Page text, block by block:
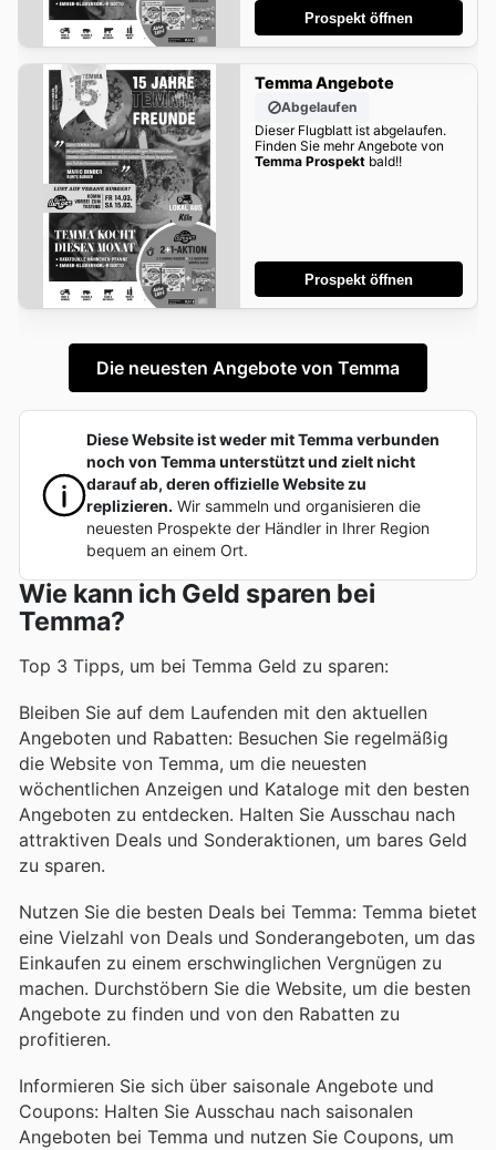
Prospekt öffnen
Temma Angebote
Abgelaufen
Dieser Flugblatt ist abgelaufen.
Finden Sie mehr Angebote von
Temma Prospektbald!!
Prospekt öffnen
Die neuesten Angebote von Temma
Diese Website ist weder mit Temma verbunden
noch von Temma unterstützt und zielt nicht
darauf ab, deren offizielle Website zu
replizieren. Wir sammeln und organisieren die
neuesten Prospekte der Händler in Ihrer Region
bequem an einem Ort.
Wie kann ich Geld sparen bei
Temma?
Top 3 Tipps, um bei Temma Geld zu sparen:
Bleiben Sie auf dem Laufenden mit den aktuellen
Angeboten und Rabatten: Besuchen Sie regelmäßig
die Website von Temma, um die neuesten
wöchentlichen Anzeigen und Kataloge mit den besten
Angeboten zu entdecken. Halten Sie Ausschau nach
attraktiven Deals und Sonderaktionen, um bares Geld
zu sparen.
Nutzen Sie die besten Deals bei Temma: Temma bietet
eine Vielzahl von Deals und Sonderangeboten, um das
Einkaufen zu einem erschwinglichen Vergnügen zu
machen. Durchstöbern Sie die Website, um die besten
Angebote zu finden und von den Rabatten zu
profitieren.
Informieren Sie sich über saisonale Angebote und
Coupons: Halten Sie Ausschau nach saisonalen
Angeboten bei Temma und nutzen Sie Coupons, um